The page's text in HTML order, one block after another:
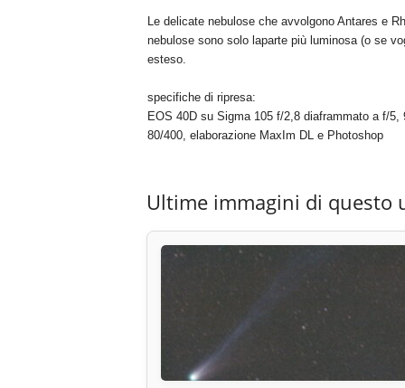
Le delicate nebulose che avvolgono Antares e
nebulose sono solo laparte più luminosa (o se
esteso.
specifiche di ripresa:
EOS 40D su Sigma 105 f/2,8 diaframmato a f/
80/400, elaborazione MaxIm DL e Photoshop
Ultime immagini di questo